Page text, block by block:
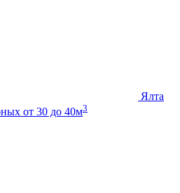
Ялта
от 30 до 40м3